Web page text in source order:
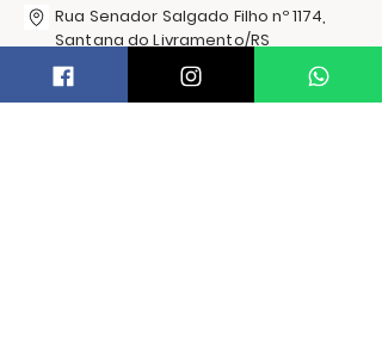
Rua Senador Salgado Filho nº 1174,
Santana do Livramento/RS